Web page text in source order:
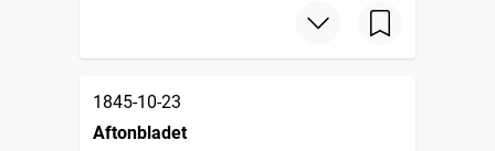
1845-10-23
Aftonbladet